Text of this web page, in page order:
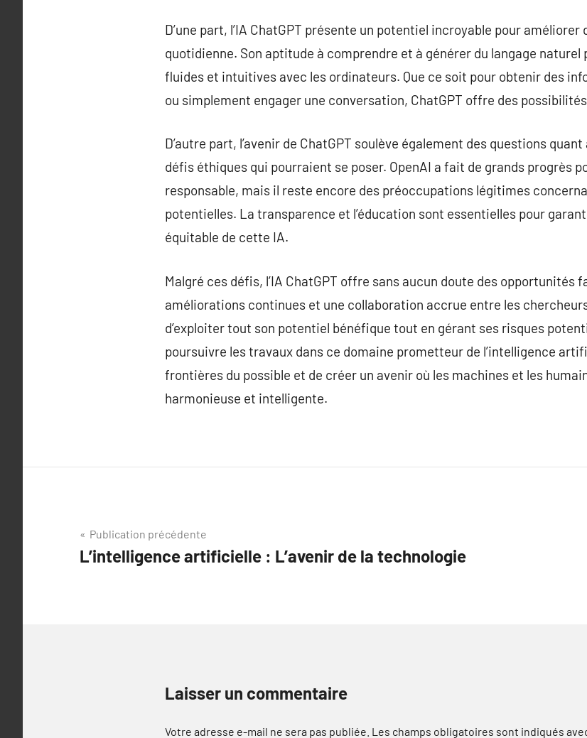
D’une part, l’IA ChatGPT présente un potentiel incroyable pour
quotidienne. Son aptitude à comprendre et à générer du langage
fluides et intuitives avec les ordinateurs. Que ce soit pour obtenir des
ou simplement engager une conversation, ChatGPT offre des
D’autre part, l’avenir de ChatGPT soulève également des questions
défis éthiques qui pourraient se poser. OpenAI a fait de grands progrès
responsable, mais il reste encore des préoccupations légitimes
potentielles. La transparence et l’éducation sont essentielles pour
équitable de cette IA.
Malgré ces défis, l’IA ChatGPT offre sans aucun doute des opportunités
améliorations continues et une collaboration accrue entre les
d’exploiter tout son potentiel bénéfique tout en gérant ses risques
poursuivre les travaux dans ce domaine prometteur de l’intelligence
frontières du possible et de créer un avenir où les machines et les
harmonieuse et intelligente.
Navigation
de
Publication précédente
L’intelligence artificielle : L’avenir de la technologie
Laisser un commentaire
Votre adresse e-mail ne sera pas publiée. Les champs obligatoires sont indiqués